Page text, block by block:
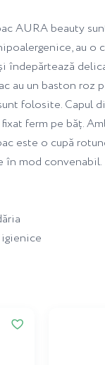
AURA beauty
au o
îndepărtează
au un baston roz
folosite. Capul
ferm pe băț.
este o cupă
în mod convenabil.